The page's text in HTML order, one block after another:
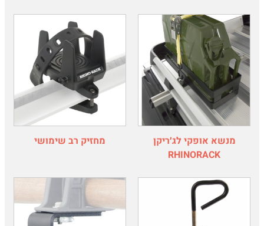
מנשא אופקי לג׳ריקן
RHINORACK
מחזיק רב שימושי